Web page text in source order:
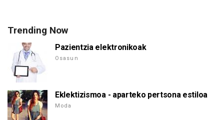
Trending Now
Pazientzia elektronikoak
Osasun
Eklektizismoa - aparteko pertsona estiloa
Moda